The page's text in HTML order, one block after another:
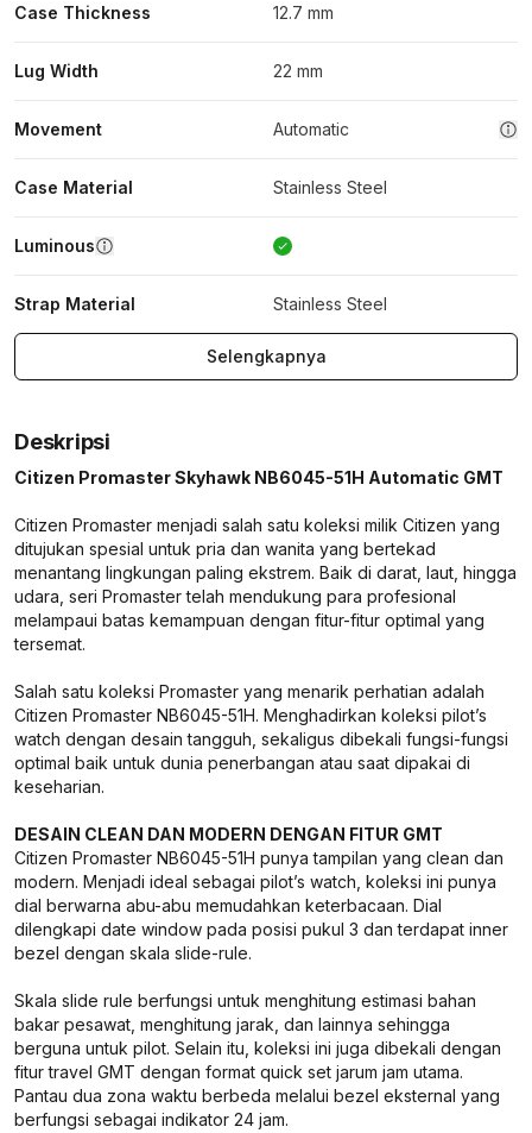
Case Thickness 12.7 mm
Lug Width 22 mm
Movement Automatic
Case Material Stainless Steel
Luminous
Strap Material Stainless Steel
Selengkapnya
Deskripsi
Citizen Promaster Skyhawk NB6045-51H Automatic GMT
Citizen Promaster menjadi salah satu koleksi milik Citizen yang
ditujukan spesial untuk pria dan wanita yang bertekad
menantang lingkungan paling ekstrem. Baik di darat, laut, hingga
udara, seri Promaster telah mendukung para profesional
melampaui batas kemampuan dengan fitur-fitur optimal yang
tersemat.
Salah satu koleksi Promaster yang menarik perhatian adalah
Citizen Promaster NB6045-51H. Menghadirkan koleksi pilot’s
watch dengan desain tangguh, sekaligus dibekali fungsi-fungsi
optimal baik untuk dunia penerbangan atau saat dipakai di
keseharian.
DESAIN CLEAN DAN MODERN DENGAN FITUR GMT
Citizen Promaster NB6045-51H punya tampilan yang clean dan
modern. Menjadi ideal sebagai pilot’s watch, koleksi ini punya
dial berwarna abu-abu memudahkan keterbacaan. Dial
dilengkapi date window pada posisi pukul 3 dan terdapat inner
bezel dengan skala slide-rule.
Skala slide rule berfungsi untuk menghitung estimasi bahan
bakar pesawat, menghitung jarak, dan lainnya sehingga
berguna untuk pilot. Selain itu, koleksi ini juga dibekali dengan
fitur travel GMT dengan format quick set jarum jam utama.
Pantau dua zona waktu berbeda melalui bezel eksternal yang
berfungsi sebagai indikator 24 jam.